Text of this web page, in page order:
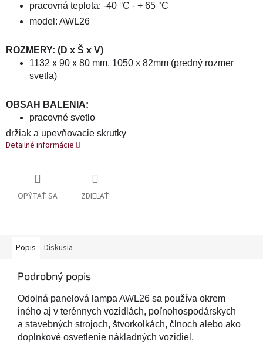
pracovná teplota: -40 °C - + 65 °C
model: AWL26
ROZMERY: (D x Š x V)
1132 x 90 x 80 mm, 1050 x 82mm (predný rozmer
svetla)
OBSAH BALENIA:
pracovné svetlo
držiak a upevňovacie skrutky
Detailné informácie
OPÝTAŤ SA ZDIEĽAŤ
Popis Diskusia
Podrobný popis
Odolná panelová lampa AWL26 sa používa okrem
iného aj v terénnych vozidlách, poľnohospodárskych
a stavebných strojoch, štvorkolkách, člnoch alebo ako
doplnkové osvetlenie nákladných vozidiel.